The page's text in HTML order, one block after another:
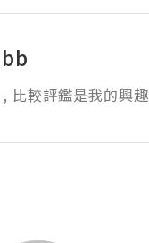
比較評鑑是我的興趣